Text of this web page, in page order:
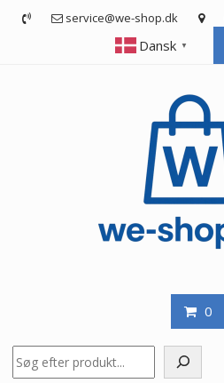
service@we-shop.dk
Dansk ▼
0